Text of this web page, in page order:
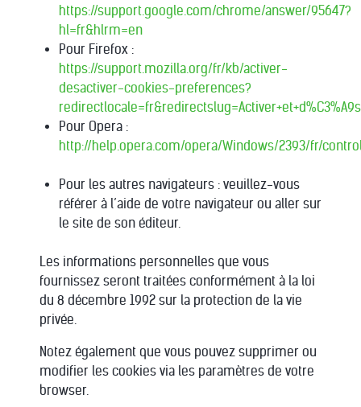
https://support.google.com/chrome/answer/95647?
hl=fr&hlrm=en
Pour Firefox :
https://support.mozilla.org/fr/kb/activer-
desactiver-cookies-preferences?
Pour Opera :
http://help.opera.com/opera/Windows/2393/fr/
Pour les autres navigateurs : veuillez-vous
référer à l’aide de votre navigateur ou aller sur
le site de son éditeur.
Les informations personnelles que vous
fournissez seront traitées conformément à la loi
du 8 décembre 1992 sur la protection de la vie
privée.
Notez également que vous pouvez supprimer ou
modifier les cookies via les paramètres de votre
browser.